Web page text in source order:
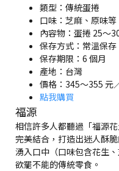
類型：傳統蛋捲
口味：芝麻、原味等
內容物：蛋捲 25～
保存方式：常溫保存
保存期限：6 個月
產地：台灣
價格：345～355 元
點我購買
福源
相信許多人都聽過「福源
完美結合，打造出迷人酥
湧入口中（口味包含花生
欲罷不能的傳統零食。